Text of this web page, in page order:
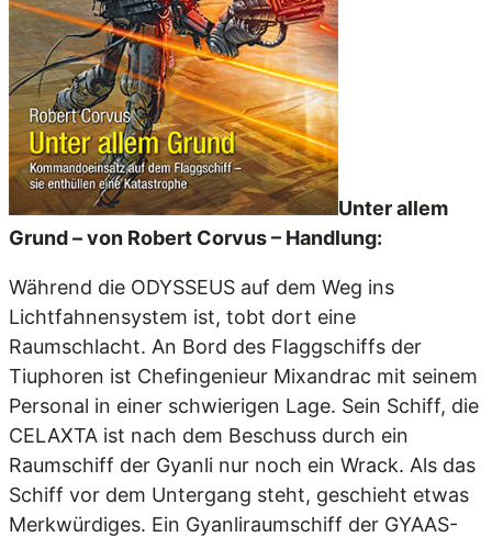
Unter allem
Grund – von Robert Corvus – Handlung:
Während die ODYSSEUS auf dem Weg ins
Lichtfahnensystem ist, tobt dort eine
Raumschlacht. An Bord des Flaggschiffs der
Tiuphoren ist Chefingenieur Mixandrac mit seinem
Personal in einer schwierigen Lage. Sein Schiff, die
CELAXTA ist nach dem Beschuss durch ein
Raumschiff der Gyanli nur noch ein Wrack. Als das
Schiff vor dem Untergang steht, geschieht etwas
Merkwürdiges. Ein Gyanliraumschiff der GYAAS-